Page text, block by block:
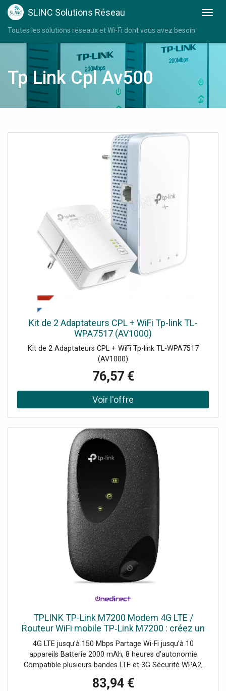
SLINC Solutions Réseau
Toutes les solutions réseaux et Wi-Fi dont vous avez besoin
Tp Link Cpl Av500
Kit de 2 Adaptateurs CPL + WiFi Tp-link TL-
WPA7517 (AV1000)
Kit de 2 Adaptateurs CPL + WiFi Tp-link TL-WPA7517
(AV1000)
76,57 €
TPLINK TP-Link M7200 Modem 4G LTE /
Routeur WiFi mobile TP‑Link M7200 : créez un
hotspot sécurisé puissant pour jusqu’à 10
utilisateurs, 8h d’autonomie.
4G LTE jusqu’à 150 Mbps Partage Wi-Fi jusqu’à 10
appareils Batterie 2000 mAh, 8 heures d’autonomie
Compatible plusieurs bandes LTE et 3G Sécurité WPA2,
connexion et batterie Installation rapide plug-and-play
83,94 €